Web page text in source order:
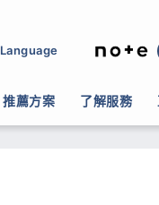
Language
推薦方案 了解服務